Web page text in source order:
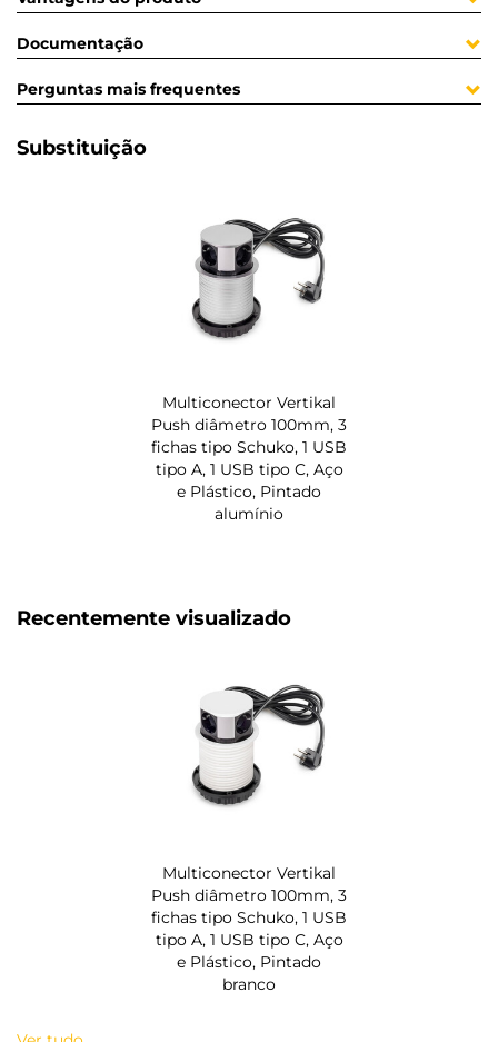
Documentação
Perguntas mais frequentes
Substituição
Multiconector Vertikal
Push diâmetro 100mm, 3
fichas tipo Schuko, 1 USB
tipo A, 1 USB tipo C, Aço
e Plástico, Pintado
alumínio
Recentemente visualizado
Multiconector Vertikal
Push diâmetro 100mm, 3
fichas tipo Schuko, 1 USB
tipo A, 1 USB tipo C, Aço
e Plástico, Pintado
branco